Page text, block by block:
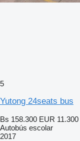
5
Yutong 24seats bus
Bs 158.300 EUR 11.300
Autobús escolar
2017